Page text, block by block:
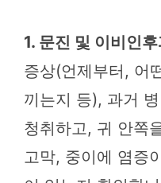
1. 문진 및 이비인
증상(언제부터, 어
끼는지 등), 과거
청취하고, 귀 안쪽
고막, 중이에 염증